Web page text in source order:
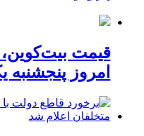
قیمت بیت‌کوین،
امروز پنجشنبه